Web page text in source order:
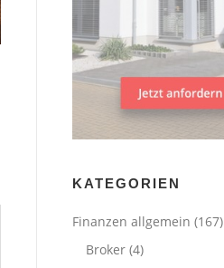
KATEGORIEN
Finanzen allgemein (167)
Broker (4)